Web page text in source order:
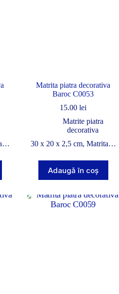
Matrita piatra decorativa
Baroc C0053
15.00 lei
Matrite piatra
decorativa
30 x 20 x 2,5 cm, Matrita…
Adaugă în coș